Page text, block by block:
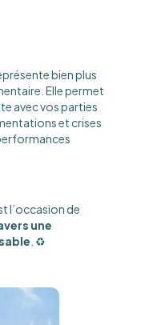
bien plus
Elle permet
avec vos parties
et crises
l’occasion de
une
. ♻️